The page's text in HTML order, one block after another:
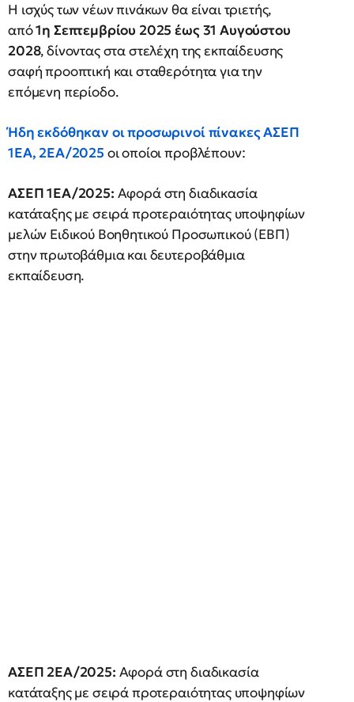
Η ισχύς των νέων πινάκων θα είναι τριετής,
από1η Σεπτεμβρίου 2025 έως 31 Αυγούστου
2028, δίνοντας στα στελέχη της εκπαίδευσης
σαφή προοπτική και σταθερότητα για την
επόμενη περίοδο.
Ήδη εκδόθηκαν οι προσωρινοί πίνακες ΑΣΕΠ
1ΕΑ, 2ΕΑ/2025 οι οποίοι προβλέπουν:
ΑΣΕΠ 1ΕΑ/2025: Αφορά στη διαδικασία
κατάταξης με σειρά προτεραιότητας υποψηφίων
μελών Ειδικού Βοηθητικού Προσωπικού (ΕΒΠ)
στην πρωτοβάθμια και δευτεροβάθμια
εκπαίδευση.
ΑΣΕΠ 2ΕΑ/2025: Αφορά στη διαδικασία
κατάταξης με σειρά προτεραιότητας υποψηφίων